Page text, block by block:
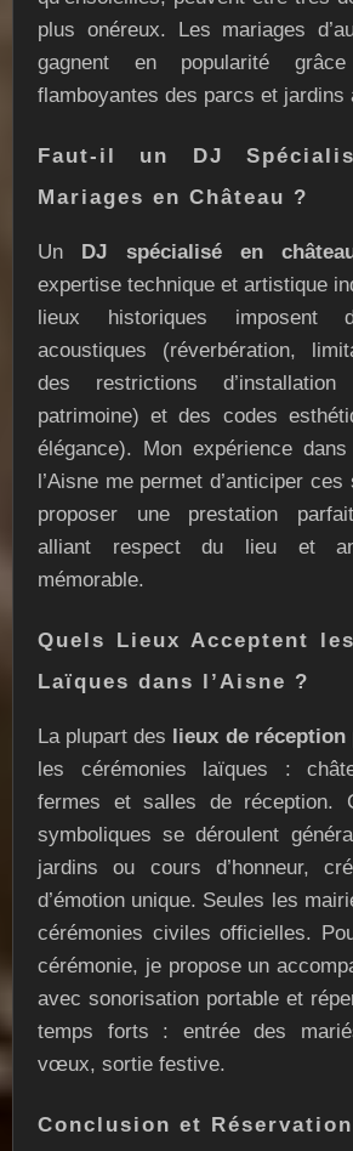
plus onéreux. Les mariages
gagnent en popularité
flamboyantes des parcs et jardins
Faut-il un DJ
Mariages en Château ?
Un DJ spécialisé en
expertise technique et artistique
lieux historiques imposent
acoustiques (réverbération,
des restrictions
patrimoine) et des codes
élégance). Mon expérience
l’Aisne me permet d’anticiper
proposer une prestation
alliant respect du lieu et
mémorable.
Quels Lieux Acceptent
Laïques dans l’Aisne ?
La plupart des lieux de réception
les cérémonies laïques :
fermes et salles de réception.
symboliques se déroulent
jardins ou cours d’honneur,
d’émotion unique. Seules les
cérémonies civiles officielles.
cérémonie, je propose un
avec sonorisation portable et
temps forts : entrée des
vœux, sortie festive.
Conclusion et Réservation